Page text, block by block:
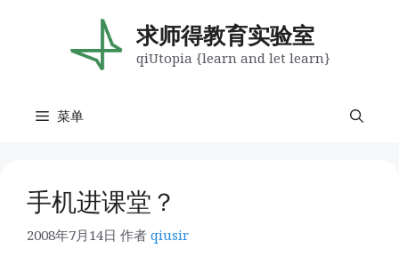
求师得教育实验室
qiUtopia {learn and let learn}
菜单
手机进课堂？
2008年7月14日 作者 qiusir